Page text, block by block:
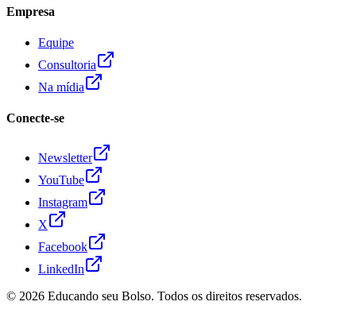
Empresa
Equipe
Consultoria
Na mídia
Conecte-se
Newsletter
YouTube
Instagram
X
Facebook
LinkedIn
© 2026 Educando seu Bolso. Todos os direitos reservados.